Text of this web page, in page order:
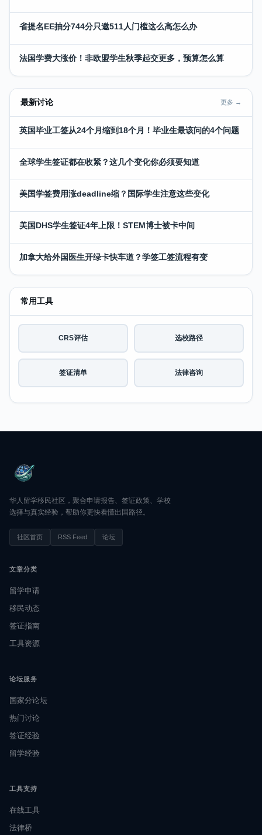
省提名EE抽分744分只邀511人门槛这么高怎么办
法国学费大涨价！非欧盟学生秋季起交更多，预算怎么算
最新讨论 更多 →
英国毕业工签从24个月缩到18个月！毕业生最该问的4个问题
全球学生签证都在收紧？这几个变化你必须要知道
美国学签费用涨deadline缩？国际学生注意这些变化
美国DHS学生签证4年上限！STEM博士被卡中间
加拿大给外国医生开绿卡快车道？学签工签流程有变
常用工具
CRS评估 选校路径
签证清单 法律咨询
华人留学移民社区，聚合申请报告、签证政策、学校
选择与真实经验，帮助你更快看懂出国路径。
社区首页 RSS Feed 论坛
文章分类
留学申请
移民动态
签证指南
工具资源
论坛服务
国家分论坛
热门讨论
签证经验
留学经验
工具支持
在线工具
法律桥